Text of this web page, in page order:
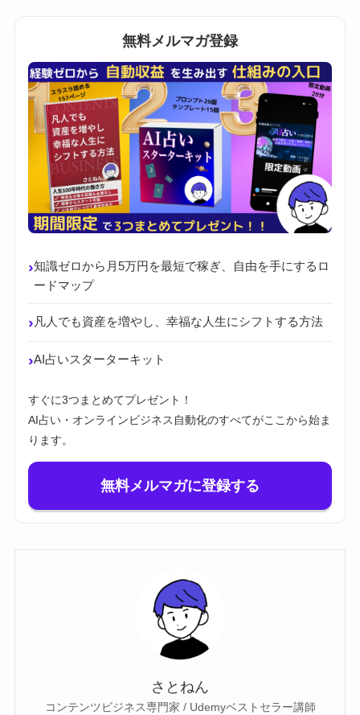
無料メルマガ登録
›知識ゼロから月5万円を最短で稼ぎ、自由を手にするロ
ードマップ
› 凡人でも資産を増やし、幸福な人生にシフトする方法
›AI占いスターターキット
すぐに3つまとめてプレゼント！
AI占い・オンラインビジネス自動化のすべてがここから始ま
ります。
無料メルマガに登録する
さとねん
コンテンツビジネス専門家 / Udemyベストセラー講師